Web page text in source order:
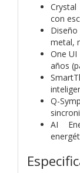
con
metal,
One
años
Q-
AI